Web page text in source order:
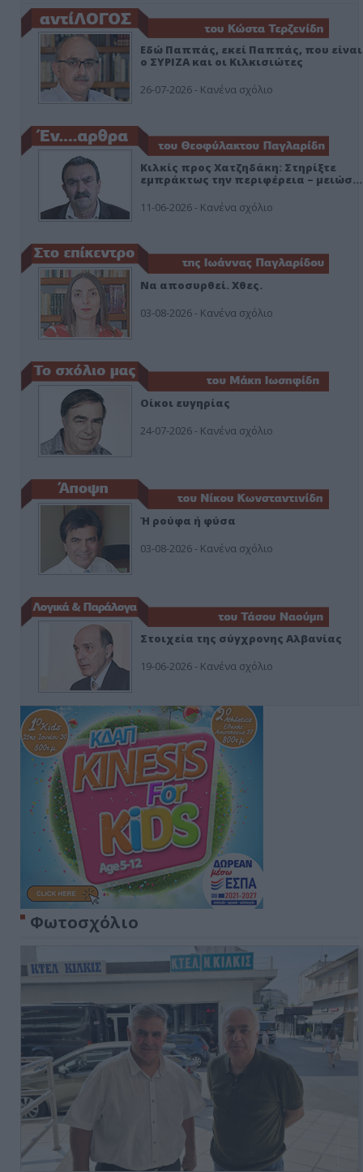
Εδώ Παππάς, εκεί Παππάς, που είναι
ο ΣΥΡΙΖΑ και οι Κιλκισιώτες
26-07-2026 - Κανένα σχόλιο
Κιλκίς προς Χατζηδάκη: Στηρίξτε
εμπράκτως την περιφέρεια – μειώσ…
11-06-2026 - Κανένα σχόλιο
Να αποσυρθεί. Χθες.
03-08-2026 - Κανένα σχόλιο
Οίκοι ευγηρίας
24-07-2026 - Κανένα σχόλιο
Ή ρούφα ή φύσα
03-08-2026 - Κανένα σχόλιο
Στοιχεία της σύγχρονης Αλβανίας
19-06-2026 - Κανένα σχόλιο
Φωτοσχόλιο